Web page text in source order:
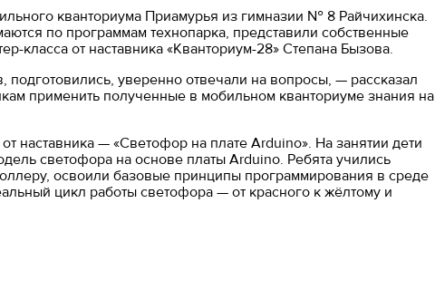
кванториума Приамурья из гимназии № 8 Райчихинска.
по программам технопарка, представили собственные
класса от наставника «Кванториум-28» Степана Бызова.
уверенно отвечали на вопросы, — рассказал
применить полученные в мобильном кванториуме знания на
наставника — «Светофор на плате Arduino». На занятии дети
светофора на основе платы Arduino. Ребята учились
освоили базовые принципы программирования в среде
цикл работы светофора — от красного к жёлтому и